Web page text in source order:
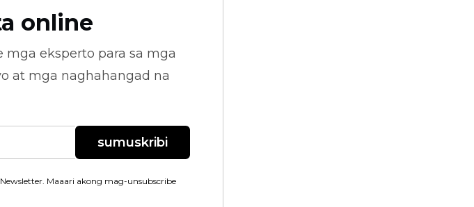
online
mga eksperto para sa mga
at mga naghahangad na
sumuskribi
Maaari akong mag-unsubscribe